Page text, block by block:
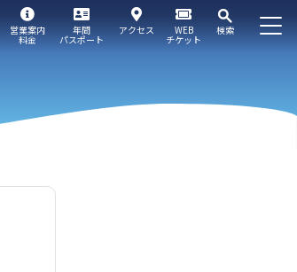
WEB
チケット
検索
営業案内
料金
年間
パスポート
アクセス